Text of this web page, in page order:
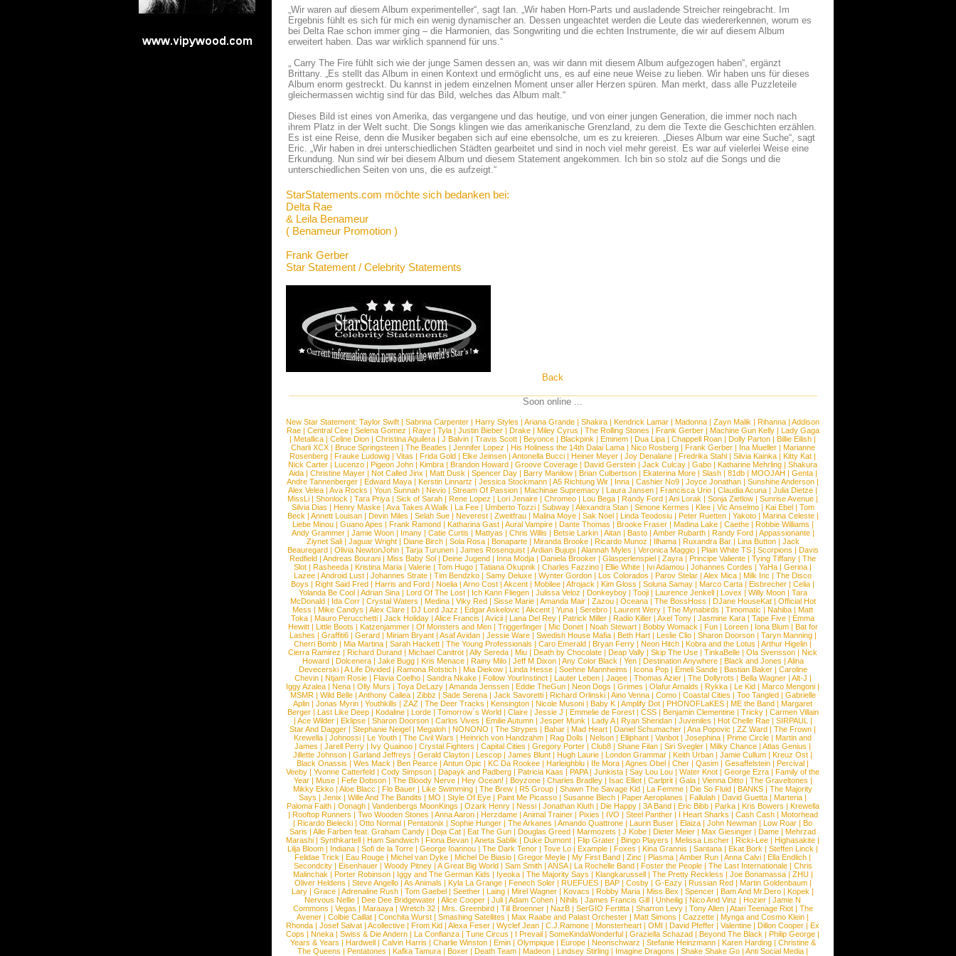
„Wir waren auf diesem Album experimenteller“, sagt Ian. „Wir haben Horn-Parts und ausladende Streicher reingebracht. Im
Ergebnis fühlt es sich für mich ein wenig dynamischer an. Dessen ungeachtet werden die Leute das wiedererkennen, worum es
bei Delta Rae schon immer ging – die Harmonien, das Songwriting und die echten Instrumente, die wir auf diesem Album
erweitert haben. Das war wirklich spannend für uns.“
„ Carry The Fire fühlt sich wie der junge Samen dessen an, was wir dann mit diesem Album aufgezogen haben“, ergänzt
Brittany. „Es stellt das Album in einen Kontext und ermöglicht uns, es auf eine neue Weise zu lieben. Wir haben uns für dieses
Album enorm gestreckt. Du kannst in jedem einzelnen Moment unser aller Herzen spüren. Man merkt, dass alle Puzzleteile
gleichermassen wichtig sind für das Bild, welches das Album malt.“
Dieses Bild ist eines von Amerika, das vergangene und das heutige, und von einer jungen Generation, die immer noch nach
ihrem Platz in der Welt sucht. Die Songs klingen wie das amerikanische Grenzland, zu dem die Texte die Geschichten erzählen.
Es ist eine Reise, denn die Musiker begaben sich auf eine ebensolche, um es zu kreieren. „Dieses Album war eine Suche“, sagt
Eric. „Wir haben in drei unterschiedlichen Städten gearbeitet und sind in noch viel mehr gereist. Es war auf vielerlei Weise eine
Erkundung. Nun sind wir bei diesem Album und diesem Statement angekommen. Ich bin so stolz auf die Songs und die
unterschiedlichen Seiten von uns, die es aufzeigt.“
StarStatements.com möchte sich bedanken bei:
Delta Rae
& Leila Benameur
( Benameur Promotion )
Frank Gerber
Star Statement / Celebrity Statements
Back
Soon online ...
New Star Statement: Taylor Swift | Sabrina Carpenter | Harry Styles | Ariana Grande | Shakira | Kendrick Lamar | Madonna | Zayn Malik | Rihanna | Addison
Rae| Central Cee| Selena Gomez | Raye| Tyla| Justin Bieber| Drake| Miley Cyrus | The Rolling Stones | Frank Gerber| Machine Gun Kelly| Lady Gaga
| Metallica | Celine Dion | Christina Aguilera | J Balvin | Travis Scott | Beyonce | Blackpink | Eminem | Dua Lipa | Chappell Roan | Dolly Parton | Billie Eilish |
Charli XCX| Bruce Springsteen| The Beatles | Jennifer Lopez | His Holiness the 14th Dalai Lama| Nico Rosberg| Frank Gerber| Ina Mueller| Marianne
Rosenberg | Frauke Ludowig | Vitas | Frida Gold | Elke Jeinsen | Antonella Bucci | Heiner Meyer | Joy Denalane | Fredrika Stahl | Silvia Kainka | Kitty Kat |
Nick Carter | Lucenzo | Pigeon John | Kimbra | Brandon Howard | Groove Coverage | David Gerstein | Jack Culcay | Gabo | Katharine Mehrling | Shakura
Aida| Christine Mayer| Not Called Jinx | Matt Dusk | Spencer Day| Barry Manilow| Brian Culbertson| Ekaterina More| Slash| 81db| MOOJAH | Genta|
Andre Tannenberger | Edward Maya | Kerstin Linnartz | Jessica Stockmann | A5 Richtung Wir | Inna | Cashier No9 | Joyce Jonathan | Sunshine Anderson |
Alex Velea | Ava Rocks | Youn Sunnah | Nevio | Stream Of Passion | Machinae Supremacy | Laura Jansen | Francisca Urio | Claudia Acuna | Julia Dietze |
MissLi | Shonlock | Tara Priya | Sick of Sarah | Rene Lopez | Lori Jenaire | Chromeo | Lou Bega | Randy Ford | Ani Lorak | Sonja Zietlow | Sunrise Avenue |
Silvia Dias | Henry Maske| Ava Takes A Walk | La Fee| Umberto Tozzi| Subway| Alexandra Stan| Simone Kermes | Klee| Vic Anselmo| Kai Ebel| Tom
Beck | Annett Louisan| Devin Miles | Selah Sue| Neverest| Zweitfrau| Malina Moye| Sak Noel| Linda Teodosiu| Peter Ruetten| Yakoto| Marina Celeste|
Liebe Minou| Guano Apes | Frank Ramond| Katharina Gast| Aural Vampire| Dante Thomas | Brooke Fraser| Madina Lake| Caethe| Robbie Williams |
Andy Grammer| Jamie Woon| Imany| Catie Curtis | Mattyas | Chris Willis | Betsie Larkin| Aitan| Basto| Amber Rubarth| Randy Ford| Appassionante|
Ziynet Sali| Jaguar Wright| Diane Birch| Sola Rosa| Bonaparte| Miranda Brooke| Ricardo Munoz | Ilhama| Ruxandra Bar| Lina Button| Jack
Beauregard| Olivia NewtonJohn| Tarja Turunen| James Rosenquist| Ardian Bujupi| Alannah Myles | Veronica Maggio| Plain White TS| Scorpions | Davis
Redfield | Andreas Bourani | Miss Baby Sol | Deine Jugend | Inna Modja | Daniela Brooker | Glasperlenspiel | Zayra | Principe Valiente | Tying Tiffany | The
Slot | Rasheeda | Kristina Maria | Valerie | Tom Hugo | Tatiana Okupnik | Charles Fazzino | Ellie White | Ivi Adamou | Johannes Cordes | YaHa | Gerina |
Lazee | Android Lust | Johannes Strate | Tim Bendzko | Samy Deluxe | Wynter Gordon | Los Colorados | Parov Stelar | Alex Mica | Milk Inc | The Disco
Boys | Right Said Fred | Harris and Ford | Noelia | Arno Cost | Akcent | Mobilee | Afrojack | Kim Gloss | Soluna Samay | Marco Carta | Eisbrecher | Celia |
Yolanda Be Cool| Adrian Sina| Lord Of The Lost| Ich Kann Fliegen| Julissa Veloz | Donkeyboy| Tooji| Laurence Jenkell| Lovex | Willy Moon| Tara
McDonald| Ida Corr| Crystal Waters | Medina| Viky Red| Sisse Marie| Amanda Mair| Zazou| Oceana| The BossHoss | DJane HouseKat| Official Hot
Mess | Mike Candys | Alex Clare | DJ Lord Jazz | Edgar Askelovic | Akcent | Yuna | Serebro | Laurent Wery | The Mynabirds | Timomatic | Nahiba | Matt
Toka | Mauro Perucchetti | Jack Holiday | Alice Francis | Avicii | Lana Del Rey | Patrick Miller | Radio Killer | Axel Tony | Jasmine Kara | Tape Five | Emma
Hewitt| Little Boots | Katzenjammer| Of Monsters and Men| Triggerfinger| Mic Donet| Noah Stewart| Bobby Womack | Fun| Loreen| Iona Blum| Bat for
Lashes | Graffiti6| Gerard| Miriam Bryant| Asaf Avidan| Jessie Ware| Swedish House Mafia| Beth Hart| Leslie Clio| Sharon Doorson| Taryn Manning|
Cherri Bomb | Mia Martina | Sarah Hackett | The Young Professionals | Caro Emerald | Bryan Ferry | Neon Hitch | Kobra and the Lotus | Arthur Higelin |
Cierra Ramirez | Richard Durand | Michael Canitrot | Ally Sereda | Miu | Death by Chocolate | Deap Vally | Skip The Use | TinkaBelle | Ola Svensson | Nick
Howard| Dolcenera| Jake Bugg| Kris Menace| Rainy Milo| Jeff M Dixon| Any Color Black | Yen| Destination Anywhere| Black and Jones | Alina
Devecerski| A Life Divided| Ramona Rotstich| Mia Diekow| Linda Hesse| Soehne Mannheims | Icona Pop| Emeli Sande| Bastian Baker| Caroline
Chevin| Ntjam Rosie| Flavia Coelho| Sandra Nkake| Follow YourInstinct| Lauter Leben| Jaqee| Thomas Azier| The Dollyrots | Bella Wagner| Alt-J |
Iggy Azalea | Nena | Olly Murs | Toya DeLazy | Amanda Jenssen | Eddie TheGun | Neon Dogs | Grimes | Olafur Arnalds | Rykka | Le Kid | Marco Mengoni |
MSMR| Wild Belle| Anthony Callea| Zibbz | Sade Serena| Jack Savoretti| Richard Orlinski| Aino Venna| Como| Coastal Cities | Too Tangled| Gabrielle
Aplin | Jonas Myrin | Youthkills | ZAZ | The Deer Tracks | Kensington | Nicole Musoni | Baby K | Amplify Dot | PHONOFLaKES | ME the Band | Margaret
Berger| Last Like Deep| Kodaline| Lorde| Tomorrow´s World| Claire| Jessie J | Emmelie de Forest| CSS| Benjamin Clementine| Tricky| Carmen Villain
| Ace Wilder| Eklipse| Sharon Doorson| Carlos Vives | Emilie Autumn| Jesper Munk | Lady A| Ryan Sheridan| Juveniles | Hot Chelle Rae| SIRPAUL
|
Star And Dagger | Stephanie Neigel | Megaloh | NONONO | The Strypes | Bahar | Mad Heart | Daniel Schumacher | Ana Popovic | ZZ Ward | The Frown |
Krewella | Johnossi | Le Youth | The Civil Wars | Heinrich von Handzahm | Rag Dolls | Nelson | Elliphant | Vanbot | Josephina | Prime Circle | Martin and
James | Jarell Perry | Ivy Quainoo | Crystal Fighters | Capital Cities | Gregory Porter | Club8 | Shane Filan | Siri Svegler | Milky Chance | Atlas Genius |
Jillette Johnson | Garland Jeffreys | Gerald Clayton | Lescop | James Blunt | Hugh Laurie | London Grammar | Keith Urban | Jamie Cullum | Kreuz Ost |
Black Onassis | Wes Mack | Ben Pearce | Antun Opic | KC Da Rookee | Harleighblu | Ife Mora | Agnes Obel | Cher | Qasim | Gesaffelstein | Percival |
Veeby | Yvonne Catterfeld | Cody Simpson | Dapayk and Padberg | Patricia Kaas | PAPA| Junkista | Say Lou Lou | Water Knot | George Ezra | Family of the
Year| Muse| Fefe Dobson| The Bloody Nerve| Hey Ocean! | Boyzone| Charles Bradley| Isac Elliot| Carlprit| Gala| Vienna Ditto| The Graveltones |
Mikky Ekko | Aloe Blacc | Flo Bauer | Like Swimming | The Brew | R5 Group | Shawn The Savage Kid | La Femme | Die So Fluid | BANKS | The Majority
Says | Jenix | Wille And The Bandits | MO | Style Of Eye | Paint Me Picasso | Susanne Blech | Paper Aeroplanes | Fallulah | David Guetta | Marteria |
Paloma Faith| Oonagh| Vandenbergs MoonKings | Ozark Henry| Nessi| Jonathan Kluth| Die Happy| 3A Band| Eric Bibb| Parka| Kris Bowers | Krewella
| Rooftop Runners | Two Wooden Stones | Anna Aaron| Herzdame| Animal Trainer| Pixies | IVO | Steel Panther| I Heart Sharks | Cash Cash| Motorhead
| Ricardo Bielecki | Otto Normal | Pentatonix | Sophie Hunger | The Arkanes | Amando Quattrone | Laurin Buser | Elaiza | John Newman | Low Roar | Bo
Saris | Alle Farben feat. Graham Candy | Doja Cat | Eat The Gun | Douglas Greed | Marmozets | J Kobe | Dieter Meier | Max Giesinger | Dame | Mehrzad
Marashi | Synthkartell | Ham Sandwich | Fiona Bevan | Aneta Sablik | Duke Dumont | Flip Grater | Bingo Players | Melissa Lischer | Ricki-Lee | Highasakite |
Lilja Bloom | Indiana | Sofi de la Torre | George Ioannou | The Dark Tenor | Tove Lo | Example | Foxes | Kina Grannis | Santana | Ekat Bork | Steffen Linck |
Felidae Trick | Eau Rouge | Michel van Dyke | Michel De Biasio | Gregor Meyle | My First Band | Zinc | Plasma | Amber Run | Anna Calvi | Ella Endlich |
Secondcity| Eisenhauer| Woody Pitney| A Great Big World| Sam Smith| ANSA| La Rochelle Band| Foster the People| The Last Internationale| Chris
Malinchak | Porter Robinson| Iggy and The German Kids | Iyeoka| The Majority Says | Klangkarussell| The Pretty Reckless | Joe Bonamassa| ZHU|
Oliver Heldens | Steve Angello| As Animals | Kyla La Grange| Fenech Soler| RUEFUES| BAP| Cosby| G-Eazy| Russian Red| Martin Goldenbaum|
Lary | Grace | Adrenaline Rush | Tom Gaebel | Seether | Laing | Mirel Wagner | Kovacs | Robby Maria | Miss Bex | Spencer | Bam And Mr.Dero | Kopek |
Nervous Nellie | Dee Dee Bridgewater | Alice Cooper | Juli | Adam Cohen | Nihils | James Francis Gill | Unheilig | Nico And Vinz | Hozier | Jamie N
Commons | Vegas | Maraaya| Wretch 32| Mrs. Greenbird| Till Broenner| NazB| SerGIO Fertitta| Sharron Levy| Tony Allen| Atari Teenage Riot| The
Avener | Colbie Caillat | Conchita Wurst | Smashing Satellites | Max Raabe and Palast Orchester | Matt Simons | Cazzette | Mynga and Cosmo Klein |
Rhonda | Josef Salvat | Acollective | From Kid | Alexa Feser | Wyclef Jean | C.J.Ramone | Monsterheart | OMI | David Pfeffer | Valentine | Dillon Cooper | Ex
Cops | Nneka | Swiss & Die Andern | La Confianza | Tune Circus | I Prevail | SomeKindaWonderful | Graziella Schazad | Beyond The Black | Philip George |
Years & Years | Hardwell| Calvin Harris | Charlie Winston| Emin| Olympique| Europe| Neonschwarz | Stefanie Heinzmann| Karen Harding| Christine &
The Queens | Pentatones | Kafka Tamura | Boxer | Death Team | Madeon | Lindsey Stirling | Imagine Dragons | Shake Shake Go | Anti Social Media |